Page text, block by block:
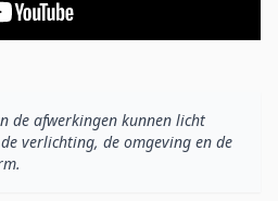
de afwerkingen kunnen licht
verlichting, de omgeving en de